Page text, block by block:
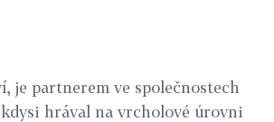
je partnerem ve společnostech
hrával na vrcholové úrovni